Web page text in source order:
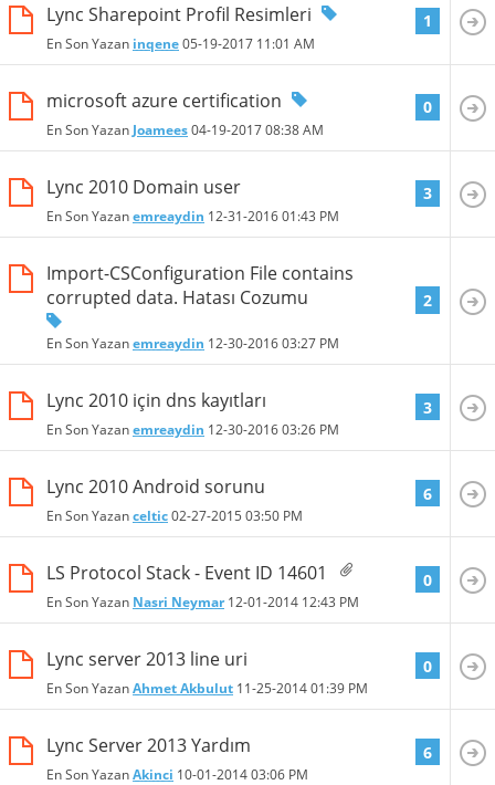
Lync Sharepoint Profil Resimleri
En Son Yazan inqene05-19-2017 11:01 AM
1
microsoft azure certification
En Son Yazan Joamees04-19-201708:38 AM
0
Lync 2010 Domain user
En Son Yazanemreaydin 12-31-201601:43 PM
3
Import-CSConfiguration File contains
corrupted data. Hatası Cozumu
En Son Yazanemreaydin 12-30-201603:27 PM
2
Lync 2010 için dns kayıtları
En Son Yazanemreaydin 12-30-201603:26 PM
3
Lync 2010 Android sorunu
En Son Yazanceltic02-27-2015 03:50 PM
6
LS Protocol Stack - Event ID 14601
En Son Yazan Nasri Neymar12-01-2014 12:43 PM
0
Lync server 2013 line uri
En Son YazanAhmet Akbulut 11-25-201401:39 PM
0
Lync Server 2013 Yardım
En Son YazanAkinci 10-01-201403:06 PM
6